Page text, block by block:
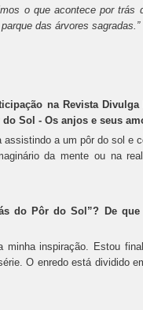
o que acontece por trás
das árvores sagradas.”
na Revista Divulga
Sol - Os anjos e seus
a um pôr do sol e
da mente ou na
do Pôr do Sol”? De
inspiração. Estou
O enredo está dividido